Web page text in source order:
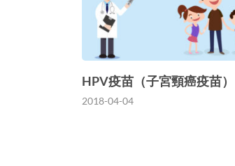
HPV疫苗（子宮頸癌疫苗）
2018-04-04